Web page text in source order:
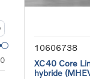
10606738
XC40 Core
hybride